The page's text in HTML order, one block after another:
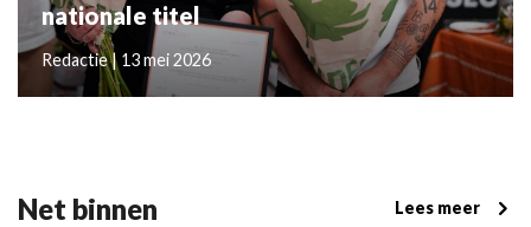
nationale titel
Redactie | 13 mei 2026
Net binnen Lees meer